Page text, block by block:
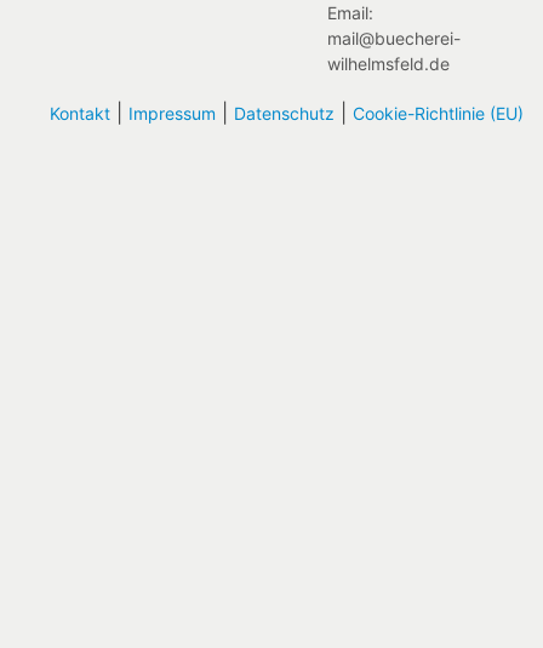
Email:
mail@buecherei-
wilhelmsfeld.de
Kontakt| Impressum Datenschutz Cookie-Richtlinie (EU)